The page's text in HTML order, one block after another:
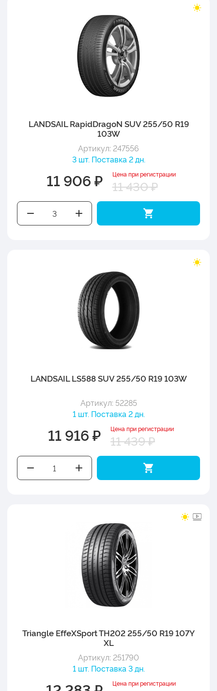
LANDSAIL RapidDragoN SUV 255/50 R19
103W
Артикул: 247556
3 шт. Поставка 2 дн.
11 906 ₽ Цена при регистрации
11 430 ₽
LANDSAIL LS588 SUV 255/50 R19 103W
Артикул: 52285
1 шт. Поставка 2 дн.
11 916 ₽ Цена при регистрации
11 439 ₽
Triangle EffeXSport TH202 255/50 R19 107Y
XL
Артикул: 251790
1 шт. Поставка 3 дн.
Цена при регистрации